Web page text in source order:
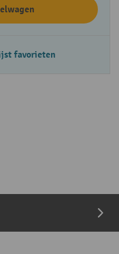
favorieten